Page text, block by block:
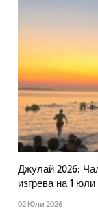
Джулай 2026:
изгрева на 1 юли
02 Юли 2026